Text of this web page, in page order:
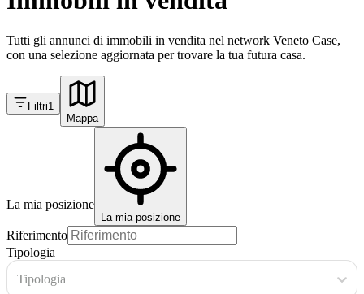
Tutti gli annunci di immobili in vendita nel network Veneto Case,
con una selezione aggiornata per trovare la tua futura casa.
Filtri1
Mappa
La mia posizione
La mia posizione
Riferimento
Tipologia
Tipologia